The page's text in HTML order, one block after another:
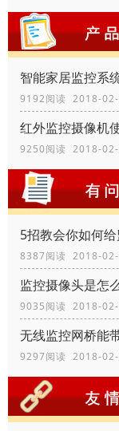
智能家居监控系
9192阅读 2018-
红外监控摄像机
9250阅读 2018-
5招教会你如何
8387阅读 2018-
监控摄像头是怎
9035阅读 2018-
无线监控网桥能
9297阅读 2018-